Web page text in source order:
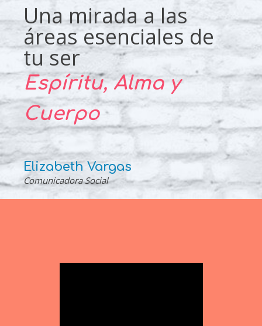
Una mirada a las
áreas esenciales de
tu ser
Espíritu, Alma y
Cuerpo
Elizabeth Vargas
Comunicadora Social